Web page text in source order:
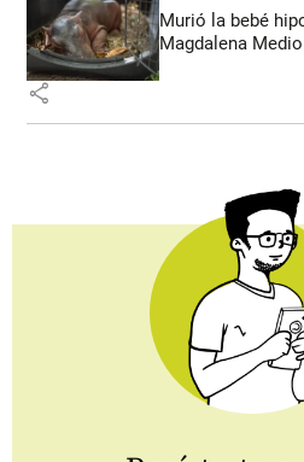
Murió la bebé
Magdalena Medio
share